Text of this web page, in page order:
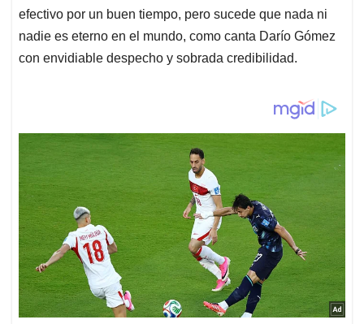
efectivo por un buen tiempo, pero sucede que nada ni
nadie es eterno en el mundo, como canta Darío Gómez
con envidiable despecho y sobrada credibilidad.